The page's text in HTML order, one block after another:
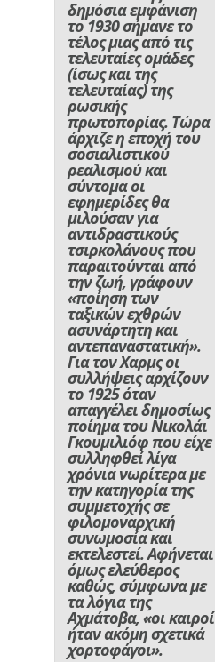
δημόσια εμφάνιση
το 1930 σήμανε το
τέλος μιας από τις
τελευταίες ομάδες
(ίσως και της
τελευταίας) της
ρωσικής
πρωτοπορίας. Τώρα
άρχιζε η εποχή του
σοσιαλιστικού
ρεαλισμού και
σύντομα οι
εφημερίδες θα
μιλούσαν για
αντιδραστικούς
τσιρκολάνους που
παραιτούνται από
την ζωή, γράφουν
«ποίηση των
ταξικών εχθρών
ασυνάρτητη και
αντεπαναστατική».
Για τον Χαρμς οι
συλλήψεις αρχίζουν
το 1925 όταν
απαγγέλει δημοσίως
ποίημα του Νικολάι
Γκουμιλιόφ που είχε
συλληφθεί λίγα
χρόνια νωρίτερα με
την κατηγορία της
συμμετοχής σε
φιλομοναρχική
συνωμοσία και
εκτελεστεί. Αφήνεται
όμως ελεύθερος
καθώς, σύμφωνα με
τα λόγια της
Αχμάτοβα, «οι καιροί
ήταν ακόμη σχετικά
χορτοφάγοι».